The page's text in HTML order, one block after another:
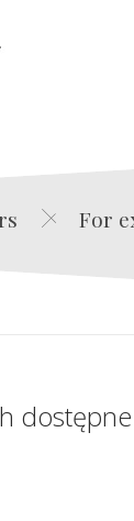
For